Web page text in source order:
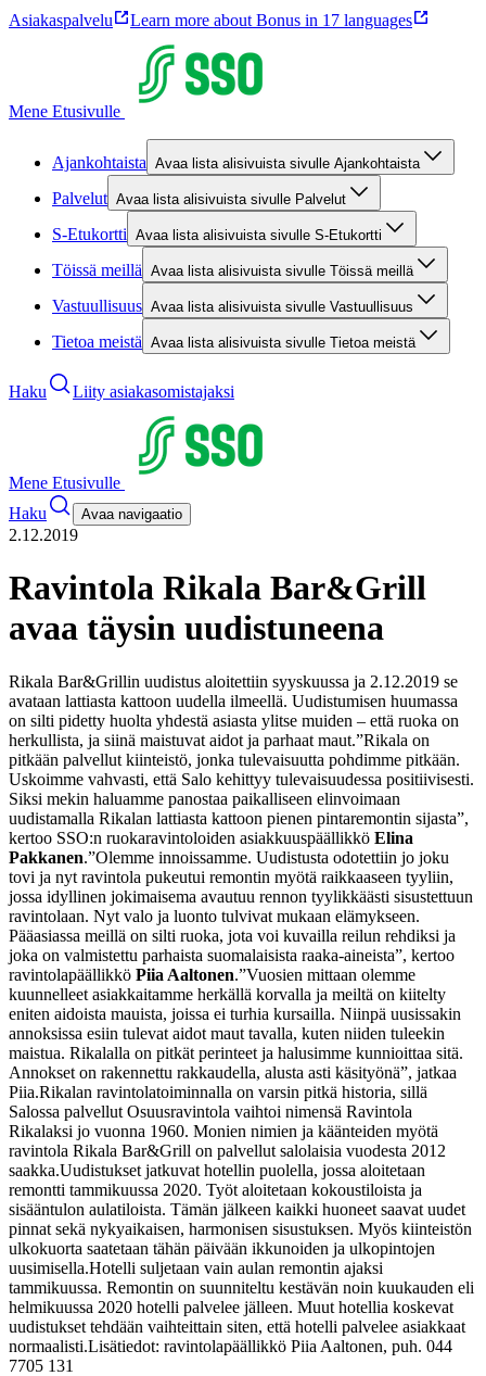
Asiakaspalvelu Learn more about Bonus in 17 languages
Mene Etusivulle
Ajankohtaista Avaa lista alisivuista sivulle Ajankohtaista
Palvelut Avaa lista alisivuista sivulle Palvelut
S-Etukortti Avaa lista alisivuista sivulle S-Etukortti
Töissä meillä Avaa lista alisivuista sivulle Töissä meillä
Vastuullisuus Avaa lista alisivuista sivulle Vastuullisuus
Tietoa meistä Avaa lista alisivuista sivulle Tietoa meistä
Haku Liity asiakasomistajaksi
Mene Etusivulle
Haku
Avaa navigaatio
2.12.2019
Ravintola Rikala Bar&Grill
avaa täysin uudistuneena
Rikala Bar&Grillin uudistus aloitettiin syyskuussa ja 2.12.2019 se
avataan lattiasta kattoon uudella ilmeellä. Uudistumisen huumassa
on silti pidetty huolta yhdestä asiasta ylitse muiden – että ruoka on
herkullista, ja siinä maistuvat aidot ja parhaat maut.”Rikala on
pitkään palvellut kiinteistö, jonka tulevaisuutta pohdimme pitkään.
Uskoimme vahvasti, että Salo kehittyy tulevaisuudessa positiivisesti.
Siksi mekin haluamme panostaa paikalliseen elinvoimaan
uudistamalla Rikalan lattiasta kattoon pienen pintaremontin sijasta”,
kertoo SSO:n ruokaravintoloiden asiakkuuspäällikkö Elina
Pakkanen.”Olemme innoissamme. Uudistusta odotettiin jo joku
tovi ja nyt ravintola pukeutui remontin myötä raikkaaseen tyyliin,
jossa idyllinen jokimaisema avautuu rennon tyylikkäästi sisustettuun
ravintolaan. Nyt valo ja luonto tulvivat mukaan elämykseen.
Pääasiassa meillä on silti ruoka, jota voi kuvailla reilun rehdiksi ja
joka on valmistettu parhaista suomalaisista raaka-aineista”, kertoo
ravintolapäällikkö Piia Aaltonen.”Vuosien mittaan olemme
kuunnelleet asiakkaitamme herkällä korvalla ja meiltä on kiitelty
eniten aidoista mauista, joissa ei turhia kursailla. Niinpä uusissakin
annoksissa esiin tulevat aidot maut tavalla, kuten niiden tuleekin
maistua. Rikalalla on pitkät perinteet ja halusimme kunnioittaa sitä.
Annokset on rakennettu rakkaudella, alusta asti käsityönä”, jatkaa
Piia.Rikalan ravintolatoiminnalla on varsin pitkä historia, sillä
Salossa palvellut Osuusravintola vaihtoi nimensä Ravintola
Rikalaksi jo vuonna 1960. Monien nimien ja käänteiden myötä
ravintola Rikala Bar&Grill on palvellut salolaisia vuodesta 2012
saakka.Uudistukset jatkuvat hotellin puolella, jossa aloitetaan
remontti tammikuussa 2020. Työt aloitetaan kokoustiloista ja
sisääntulon aulatiloista. Tämän jälkeen kaikki huoneet saavat uudet
pinnat sekä nykyaikaisen, harmonisen sisustuksen. Myös kiinteistön
ulkokuorta saatetaan tähän päivään ikkunoiden ja ulkopintojen
uusimisella.Hotelli suljetaan vain aulan remontin ajaksi
tammikuussa. Remontin on suunniteltu kestävän noin kuukauden eli
helmikuussa 2020 hotelli palvelee jälleen. Muut hotellia koskevat
uudistukset tehdään vaihteittain siten, että hotelli palvelee asiakkaat
normaalisti.Lisätiedot: ravintolapäällikkö Piia Aaltonen, puh. 044
7705 131